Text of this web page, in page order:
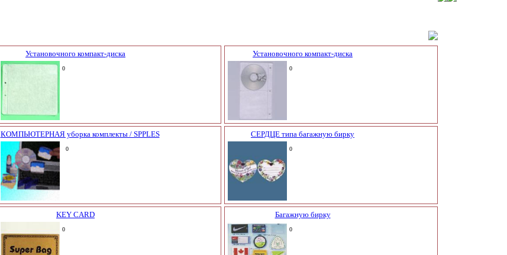
Установочного компакт-диска
0
Установочного компакт-диска
0
КОМПЬЮТЕРНАЯ уборка комплекты / SPPLES
0
СЕРДЦЕ типа багажную бирку
0
KEY CARD
0
Багажную бирку
0